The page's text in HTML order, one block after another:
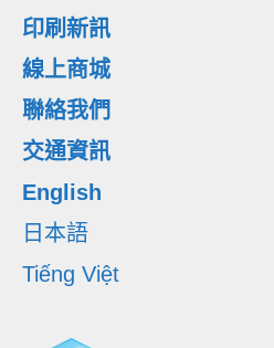
印刷新訊
線上商城
聯絡我們
交通資訊
English
日本語
Tiếng Việt